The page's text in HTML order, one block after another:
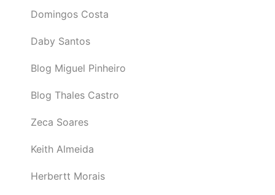
Domingos Costa
Daby Santos
Blog Miguel Pinheiro
Blog Thales Castro
Zeca Soares
Keith Almeida
Herbertt Morais